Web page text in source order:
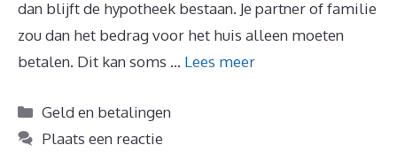
dan blijft de hypotheek bestaan. Je partner of familie
zou dan het bedrag voor het huis alleen moeten
betalen. Dit kan soms … Lees meer
Categorieën
Geld en betalingen
Plaats een reactie